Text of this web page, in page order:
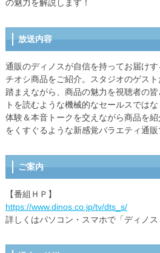
の魅力を解説します！
放送内容
通販のディノスが自信を持ってお届け
チオシ商品をご紹介。スタジオのゲスト
踏まえながら、商品の魅力を視聴者の
トを読むような機械的なセールスでは
体験＆本音トークを交えながら商品を
をくすぐるような新感覚バラエティ通販
ご案内
【番組ＨＰ】
https://www.dinos.co.jp/tv/dts_s/
詳しくはパソコン・スマホで「ディノ